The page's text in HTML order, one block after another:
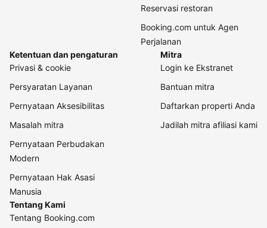
Reservasi restoran
Booking.com untuk Agen
Perjalanan
Ketentuan dan pengaturan
Privasi & cookie
Persyaratan Layanan
Pernyataan Aksesibilitas
Masalah mitra
Pernyataan Perbudakan
Modern
Pernyataan Hak Asasi
Manusia
Mitra
Login ke Ekstranet
Bantuan mitra
Daftarkan properti Anda
Jadilah mitra afiliasi kami
Tentang Kami
Tentang Booking.com